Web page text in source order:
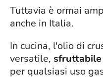
Tuttavia è ormai
anche in Italia.
In cucina, l'olio di
versatile, sfruttabile
per qualsiasi uso